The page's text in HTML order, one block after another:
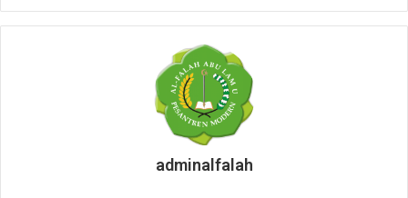
merupakan pola ukur kegiatan pondok untuk kehidupan
kedepannya. Acara ini adalah acara yang mengandung
nilai-nilai pendidikan, diantarannya yaitu nilai-nilai
kebersamaan, keikhlasan, kebebasan, berdikari dan
ukhwah islamiyah yang sesuai dengan panca jiwa
pesantren Al-Falah Abu Lam U.
adminalfalah